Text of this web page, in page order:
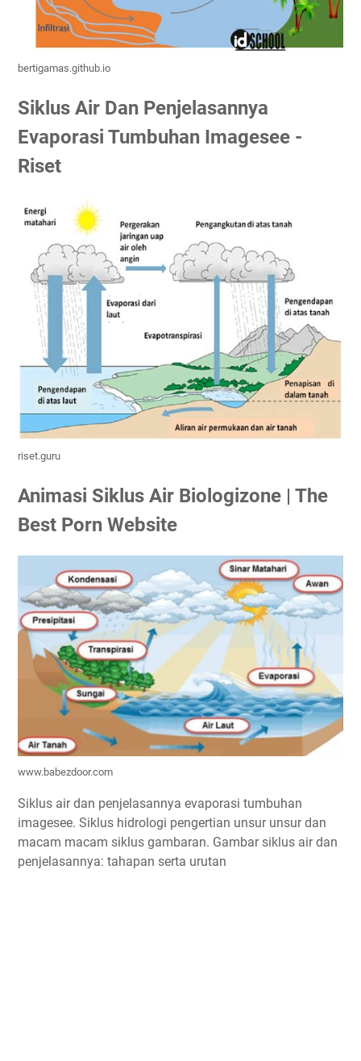
bertigamas.github.io
Siklus Air Dan Penjelasannya
Evaporasi Tumbuhan Imagesee -
Riset
riset.guru
Animasi Siklus Air Biologizone | The
Best Porn Website
www.babezdoor.com
Siklus air dan penjelasannya evaporasi tumbuhan
imagesee. Siklus hidrologi pengertian unsur unsur dan
macam macam siklus gambaran. Gambar siklus air dan
penjelasannya: tahapan serta urutan